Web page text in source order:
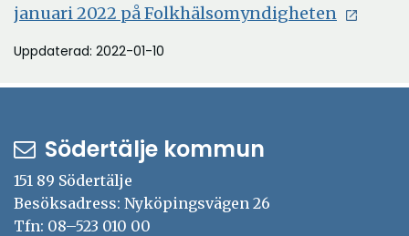
januari 2022 på Folkhälsomyndigheten
Uppdaterad: 2022-01-10
Södertälje kommun
151 89 Södertälje
Besöksadress: Nyköpingsvägen 26
Tfn: 08–523 010 00